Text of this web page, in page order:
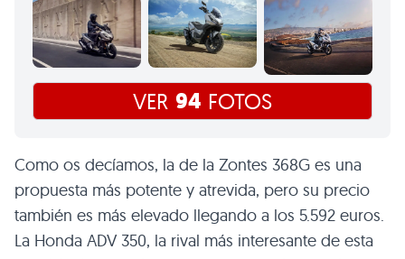
VER 94 FOTOS
Como os decíamos, la de la Zontes 368G es una
propuesta más potente y atrevida, pero su precio
también es más elevado llegando a los 5.592 euros.
La Honda ADV 350, la rival más interesante de esta